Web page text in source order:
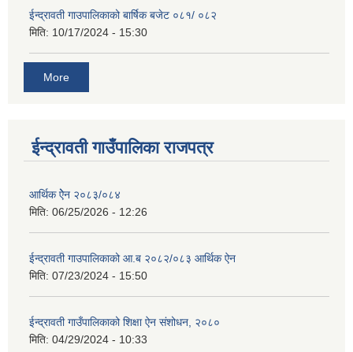
ईन्द्रावती गाउपालिकाको बार्षिक बजेट ०८१/ ०८२
मिति: 10/17/2024 - 15:30
More
ईन्द्रावती गाउँपालिका राजपत्र
आर्थिक ऐेन २०८३/०८४
मिति: 06/25/2026 - 12:26
ईन्द्रावती गाउपालिकाको आ.ब २०८२/०८३ आर्थिक ऐन
मिति: 07/23/2024 - 15:50
ईन्द्रावती गाउँपालिकाको शिक्षा ऐन संशोधन, २०८०
मिति: 04/29/2024 - 10:33